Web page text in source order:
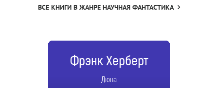
ВСЕ КНИГИ В ЖАНРЕ НАУЧНАЯ ФАНТАСТИКА
Фрэнк Херберт
Дюна